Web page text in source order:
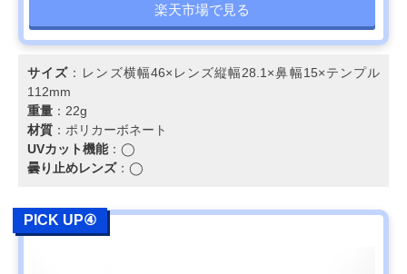
楽天市場で見る
サイズ ：レンズ横幅46×レンズ縦幅28.1×鼻幅15×テンプル
112mm
重量 ：22g
材質 ：ポリカーボネート
UVカット機能：◯
曇り止めレンズ：◯
PICK UP④